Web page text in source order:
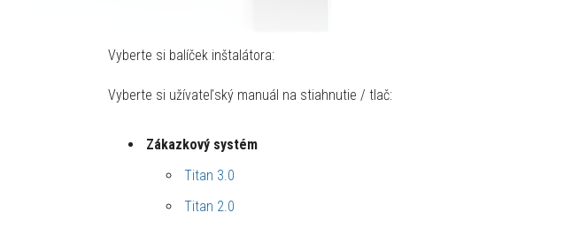
Vyberte si balíček inštalátora:
Vyberte si užívateľský manuál na stiahnutie / tlač:
Zákazkový systém
Titan 3.0
Titan 2.0